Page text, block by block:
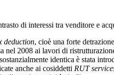
di interessi tra venditore e
deduction, cioè una forte
nel 2008 ai lavori di
identica è stata
anche ai cosiddetti RUT